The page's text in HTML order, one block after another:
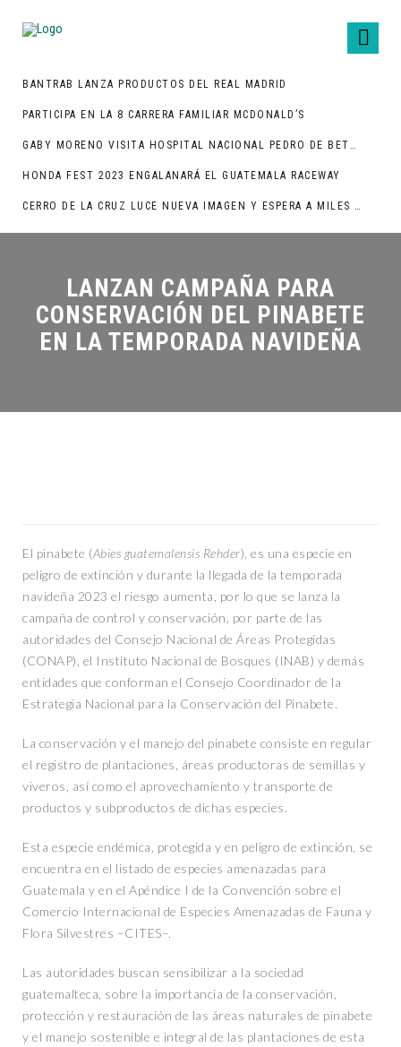
BANTRAB LANZA PRODUCTOS DEL REAL MADRID
PARTICIPA EN LA 8 CARRERA FAMILIAR MCDONALD’S
GABY MORENO VISITA HOSPITAL NACIONAL PEDRO DE BETHANCOURT
HONDA FEST 2023 ENGALANARÁ EL GUATEMALA RACEWAY
CERRO DE LA CRUZ LUCE NUEVA IMAGEN Y ESPERA A MILES DE TURISTAS
LANZAN CAMPAÑA PARA
CONSERVACIÓN DEL PINABETE
EN LA TEMPORADA NAVIDEÑA
El pinabete (Abies guatemalensis Rehder), es una especie en
peligro de extinción y durante la llegada de la temporada
navideña 2023 el riesgo aumenta, por lo que se lanza la
campaña de control y conservación, por parte de las
autoridades del Consejo Nacional de Áreas Protegidas
(CONAP), el Instituto Nacional de Bosques (INAB) y demás
entidades que conforman el Consejo Coordinador de la
Estrategia Nacional para la Conservación del Pinabete.
La conservación y el manejo del pinabete consiste en regular
el registro de plantaciones, áreas productoras de semillas y
viveros, así como el aprovechamiento y transporte de
productos y subproductos de dichas especies.
Esta especie endémica, protegida y en peligro de extinción, se
encuentra en el listado de especies amenazadas para
Guatemala y en el Apéndice I de la Convención sobre el
Comercio Internacional de Especies Amenazadas de Fauna y
Flora Silvestres –CITES–.
Las autoridades buscan sensibilizar a la sociedad
guatemalteca, sobre la importancia de la conservación,
protección y restauración de las áreas naturales de pinabete
y el manejo sostenible e integral de las plantaciones de esta